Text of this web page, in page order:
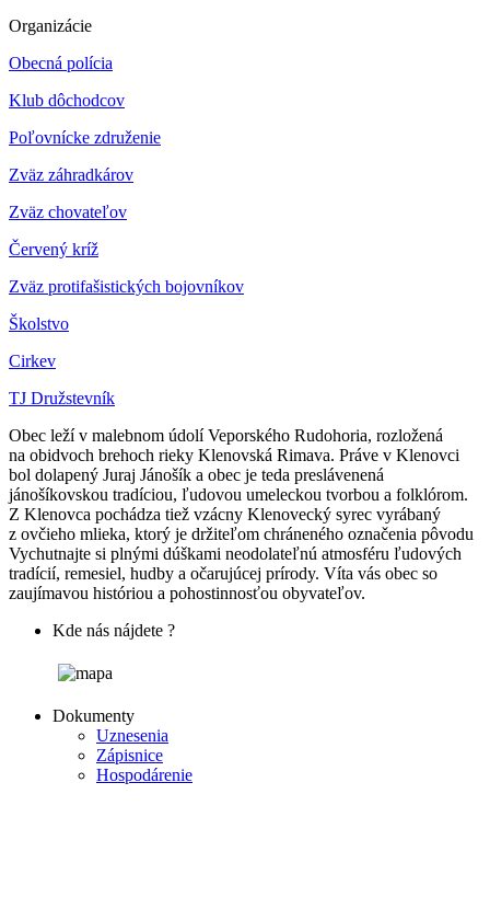
Organizácie
Obecná polícia
Klub dôchodcov
Poľovnícke združenie
Zväz záhradkárov
Zväz chovateľov
Červený kríž
Zväz protifašistických bojovníkov
Školstvo
Cirkev
TJ Družstevník
Obec leží v malebnom údolí Veporského Rudohoria, rozložená
na obidvoch brehoch rieky Klenovská Rimava. Práve v Klenovci
bol dolapený Juraj Jánošík a obec je teda preslávenená
jánošíkovskou tradíciou, ľudovou umeleckou tvorbou a folklórom.
Z Klenovca pochádza tiež vzácny Klenovecký syrec vyrábaný
z ovčieho mlieka, ktorý je držiteľom chráneného označenia pôvodu
Vychutnajte si plnými dúškami neodolateľnú atmosféru ľudových
tradícií, remesiel, hudby a očarujúcej prírody. Víta vás obec so
zaujímavou históriou a pohostinnosťou obyvateľov.
Kde nás nájdete ?
Dokumenty
Uznesenia
Zápisnice
Hospodárenie